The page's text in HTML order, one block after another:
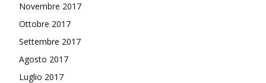
Novembre 2017
Ottobre 2017
Settembre 2017
Agosto 2017
Luglio 2017